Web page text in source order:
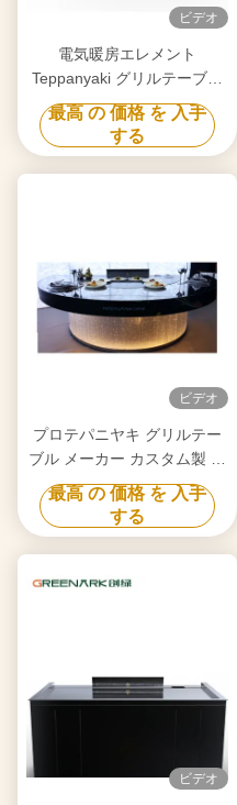
ビデオ
電気暖房エレメント
Teppanyaki グリルテーブル
あなたの要求に合わせた浄化
最高 の 価格 を 入手
する
ビデオ
プロテパニヤキ グリルテー
ブル メーカー カスタム製 フ
リーデザイン 信頼できるヒ
バチ グリル機器サプライヤ
ー
最高 の 価格 を 入手
する
ビデオ